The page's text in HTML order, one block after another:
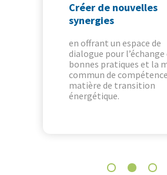
Créer de nouvelles
synergies
en offrant un espace de
dialogue pour l’échange
bonnes pratiques et la
commun de
matière de transition
énergétique.